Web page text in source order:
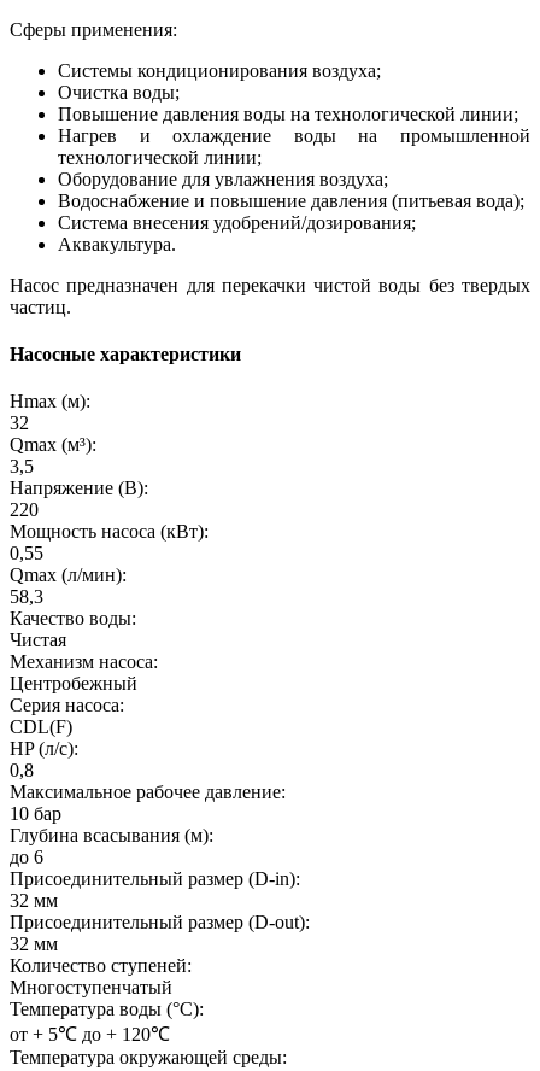
Сферы применения:
Системы кондиционирования воздуха;
Очистка воды;
Повышение давления воды на технологической линии;
Нагрев и охлаждение воды на промышленной
технологической линии;
Оборудование для увлажнения воздуха;
Водоснабжение и повышение давления (питьевая вода);
Система внесения удобрений/дозирования;
Аквакультура.
Насос предназначен для перекачки чистой воды без твердых
частиц.
Насосные характеристики
Hmax (м):
32
Qmax (м³):
3,5
Напряжение (В):
220
Мощность насоса (кВт):
0,55
Qmax (л/мин):
58,3
Качество воды:
Чистая
Механизм насоса:
Центробежный
Серия насоса:
CDL(F)
HP (л/с):
0,8
Максимальное рабочее давление:
10 бар
Глубина всасывания (м):
до 6
Присоединительный размер (D-in):
32 мм
Присоединительный размер (D-out):
32 мм
Количество ступеней:
Многоступенчатый
Температура воды (°C):
от + 5℃ до + 120℃
Температура окружающей среды: